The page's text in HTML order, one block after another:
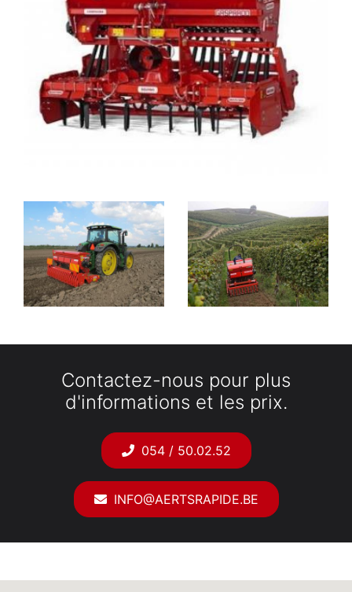
Contactez-nous pour plus
d'informations et les prix.
054 / 50.02.52
INFO@AERTSRAPIDE.BE